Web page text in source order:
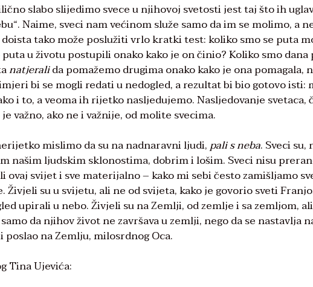
slabo slijedimo svece u njihovoj svetosti jest taj što ih
Naime, sveci nam većinom služe samo da im se molimo, a
tako može poslužiti vrlo kratki test: koliko smo se puta
u životu postupili onako kako je on činio? Koliko smo
natjeralida pomažemo drugima onako kako je ona pomagala,
bi se mogli redati u nedogled, a rezultat bi bio gotovo isti:
i to, a veoma ih rijetko nasljedujemo. Nasljedovanje svetaca,
važno, ako ne i važnije, od molite svecima.
mislimo da su na nadnaravni ljudi, pali s neba. Sveci
našim ljudskim sklonostima, dobrim i lošim. Sveci nisu
svijet i sve materijalno – kako mi sebi često zamišljamo
Živjeli su u svijetu, ali ne od svijeta, kako je govorio sveti
upirali u nebo. Živjeli su na Zemlji, od zemlje i sa zemljom,
da njihov život ne završava u zemlji, nego da se nastavlja
na Zemlju, milosrdnog Oca.
Tina Ujevića: